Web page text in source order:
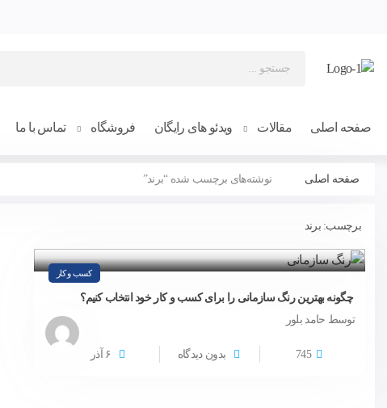
صفحه اصلی مقالات ویدئو های رایگان فروشگاه تماس با ما
صفحه اصلی نوشته‌های برچسب شده “برند”
برچسب:برند
کسب و کار
چگونه بهترین رنگ سازمانی را برای کسب و کار خود انتخاب کنیم؟
توسط حامد بلور
745 بدون دیدگاه ۶ آذر